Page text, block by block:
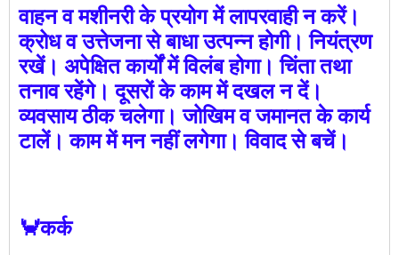
वाहन व मशीनरी के प्रयोग में लापरवाही न करें।
क्रोध व उत्तेजना से बाधा उत्पन्न होगी। नियंत्रण
रखें। अपेक्षित कार्यों में विलंब होगा। चिंता तथा
तनाव रहेंगे। दूसरों के काम में दखल न दें।
व्यवसाय ठीक चलेगा। जोखिम व जमानत के कार्य
टालें। काम में मन नहीं लगेगा। विवाद से बचें।
🦀कर्क